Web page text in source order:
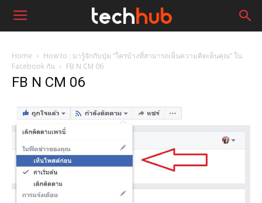
Home
How to : มารู้จักกับปุ่ม “ใครบ้างที่สามารถเห็นความคิดเห็นคุณ” ใน
Facebook กัน
FB N CM 06
FB N CM 06